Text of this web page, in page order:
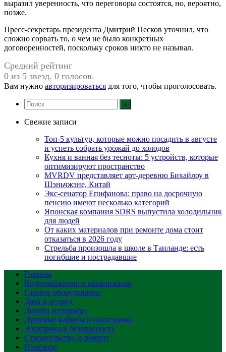
выразил уверенность, что переговоры состоятся, но, вероятно,
позже.
Пресс-секретарь президента Дмитрий Песков уточнил, что
сложно сорвать то, о чем не было конкретных
договоренностей, поскольку сроков никто не называл.
Средний рейтинг
0 из 5 звезд. 0 голосов.
Вам нужно авторизироваться для того, чтобы проголосовать.
Свежие записи
Топ-5 культур, которые можно посадить в августе
и успеть собрать урожай до холодов
Кухня и ванная без тесноты: 5 устройств, которые
оптимизируют пространство
MVRDV представляет арт-деревню Бихайлоу в
Шэньчжэне, Китай
Экс-сенатор Епифанова: право на досрочную
пенсию имеют несколько категорий
Японская компания SDRS выпустила холодильник
для людей
От каких материалов при ремонте дома стоит
отказаться в 2026 году
Стрельба произошла в школе в Таиланде: есть
погибшие и пострадавшие
Главная
Водоснабжение и канализация
Газовое оборудование
Дача и огород
Дизайн интерьера
Душевые кабины и сантехника
Электрика и безопасность
Строительство и ремонт
Полезное